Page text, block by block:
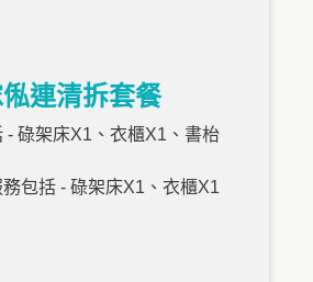
連清拆套餐
- 碌架床X1、衣櫃X1、書枱
包括 - 碌架床X1、衣櫃X1